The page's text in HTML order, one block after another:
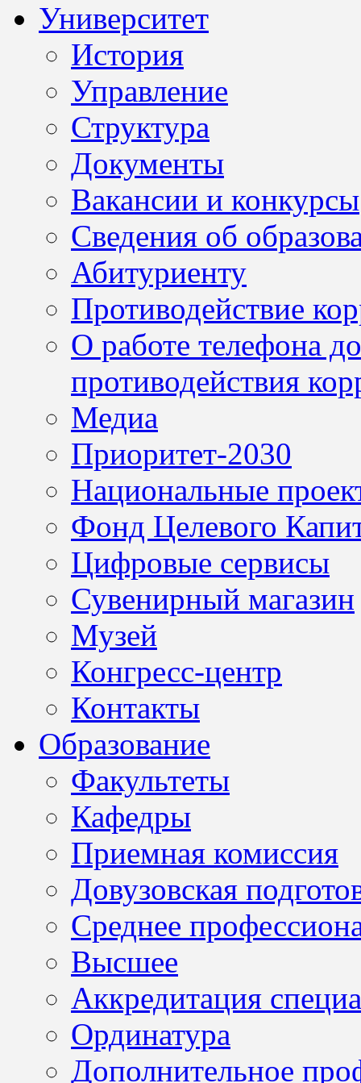
Университет
История
Управление
Структура
Документы
Вакансии и конкурсы
Сведения об
Абитуриенту
Противодействие
О работе телефона
противодействия
Медиа
Приоритет-2030
Национальные
Фонд Целевого
Цифровые сервисы
Сувенирный магазин
Музей
Конгресс-центр
Контакты
Образование
Факультеты
Кафедры
Приемная комиссия
Довузовская
Среднее
Высшее
Аккредитация
Ординатура
Дополнительное